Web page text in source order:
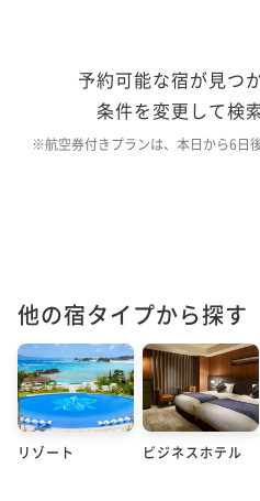
予約可能な宿が見つ
条件を変更して検
※航空券付きプランは、本日から6日
他の宿タイプから探す
リゾート ビジネスホテル